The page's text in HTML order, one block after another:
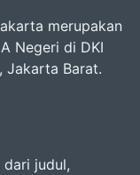
merupakan
Negeri di DKI
Jakarta Barat.
judul,